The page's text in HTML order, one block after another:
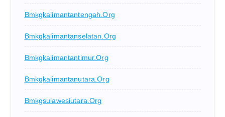
Bmkgkalimantantengah.org
Bmkgkalimantanselatan.org
Bmkgkalimantantimur.org
Bmkgkalimantanutara.org
Bmkgsulawesiutara.org